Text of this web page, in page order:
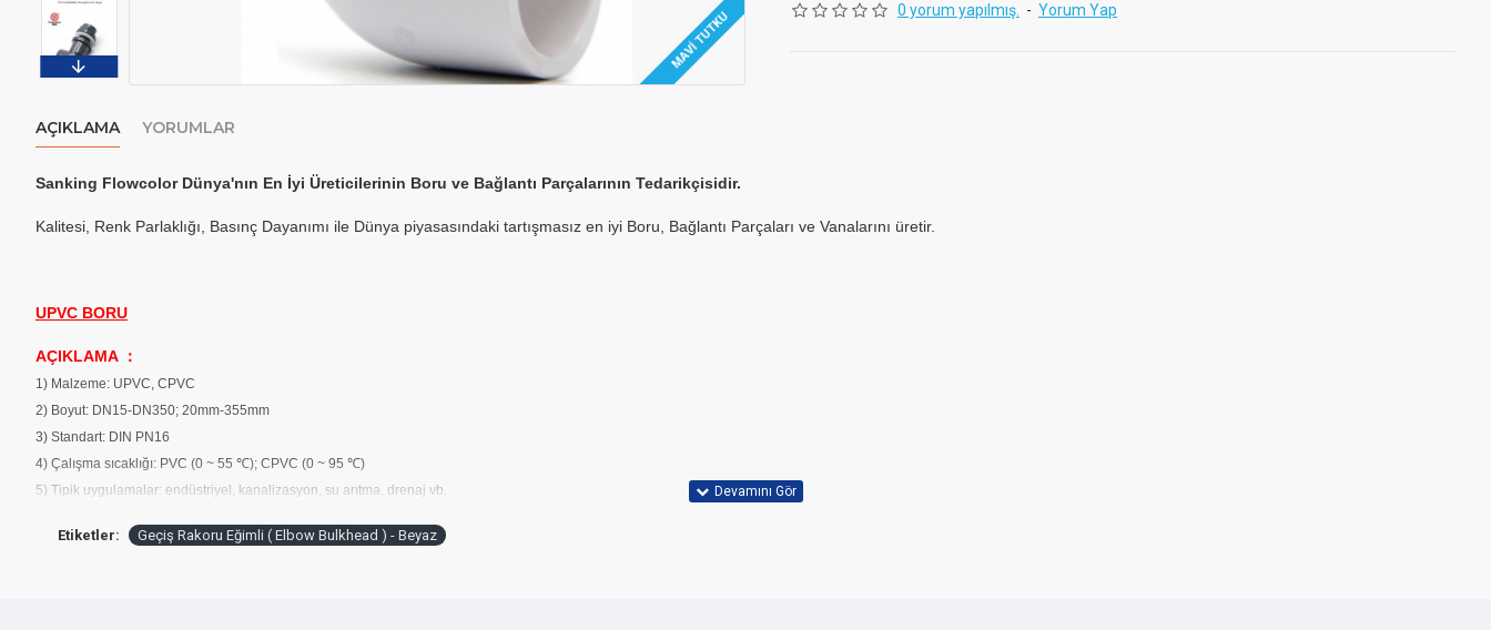
MAVI TUTKU 0 yorum yapılmış. - Yorum Yap
AÇIKLAMA YORUMLAR
Sanking Flowcolor Dünya'nın En İyi Üreticilerinin Boru ve Bağlantı Parçalarının Tedarikçisidir.
Kalitesi, Renk Parlaklığı, Basınç Dayanımı ile Dünya piyasasındaki tartışmasız en iyi Boru, Bağlantı Parçaları ve Vanalarını üretir.
UPVC BORU
AÇIKLAMA ：
1) Malzeme: UPVC, CPVC
2) Boyut: DN15-DN350; 20mm-355mm
3) Standart: DIN PN16
4) Çalışma sıcaklığı: PVC (0 ~ 55 ℃); CPVC (0 ~ 95 ℃)
5) Tipik uygulamalar: endüstriyel, kanalizasyon, su arıtma, drenaj vb.
Etiketler: Geçiş Rakoru Eğimli ( Elbow Bulkhead ) - Beyaz